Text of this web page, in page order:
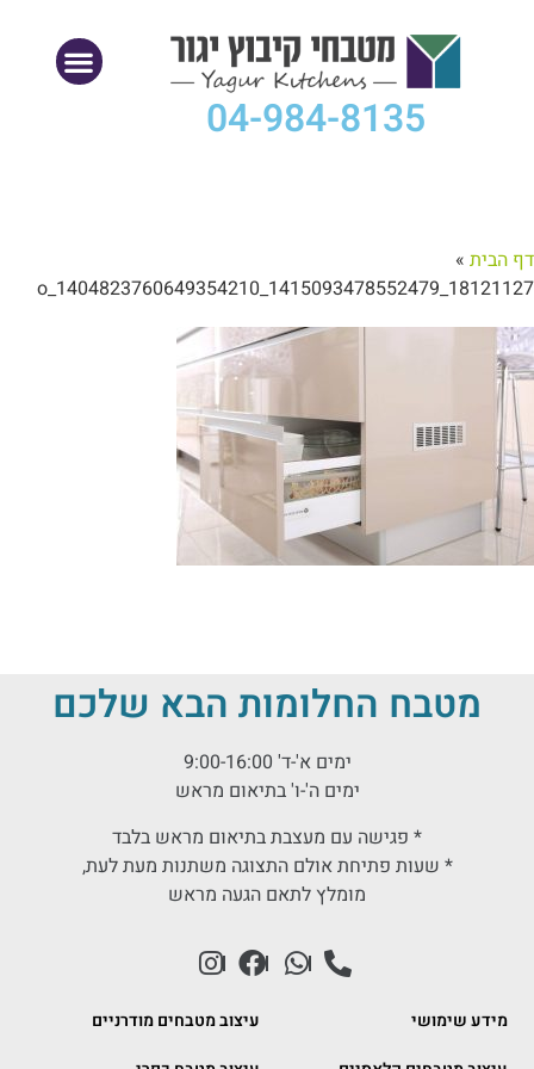
04-984-8135
דף הבית »
18121127_1415093478552479_1404823760649354210_o
מטבח החלומות הבא שלכם
ימים א'-ד' 9:00-16:00
ימים ה'-ו' בתיאום מראש
* פגישה עם מעצבת בתיאום מראש בלבד
* שעות פתיחת אולם התצוגה משתנות מעת לעת,
מומלץ לתאם הגעה מראש
מידע שימושי
עיצוב מטבחים מודרניים